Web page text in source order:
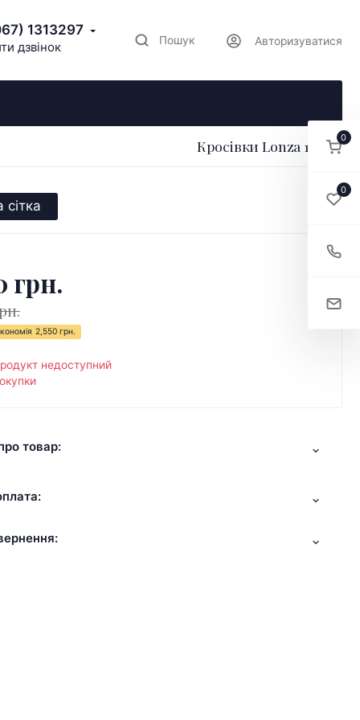
1313297
дзвінок Пошук Авторизуватися
Кросівки Lonza 178471
сітка
грн.
2,550 грн.
недоступний
товар:
0
0